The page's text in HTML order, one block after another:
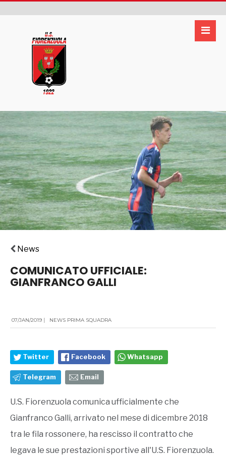
News
COMUNICATO UFFICIALE:
GIANFRANCO GALLI
07/JAN/2019 NEWS PRIMA SQUADRA
Twitter Facebook Whatsapp
Telegram Email
U.S. Fiorenzuola comunica ufficialmente che
Gianfranco Galli, arrivato nel mese di dicembre 2018
tra le fila rossonere, ha rescisso il contratto che
legava le sue prestazioni sportive all'U.S. Fiorenzuola.